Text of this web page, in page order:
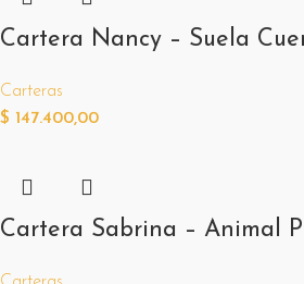
Cartera Nancy – Suela
Carteras
$ 147.400,00
Cartera Sabrina – Animal